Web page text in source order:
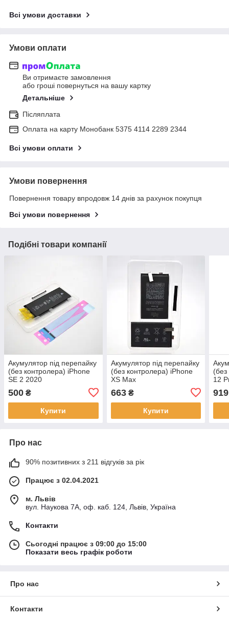
Всі умови доставки
Умови оплати
Ви отримаєте замовлення
або гроші повернуться на вашу картку
Детальніше
Післяплата
Оплата на карту Монобанк 5375 4114 2289 2344
Всі умови оплати
Умови повернення
Повернення товару впродовж 14 днів за рахунок покупця
Всі умови повернення
Подібні товари компанії
Акумулятор під перепайку
(без контролера) iPhone
SE 2 2020
1821mAh/APN:616-0361
Original
500 ₴
Купити
Акумулятор під перепайку
(без контролера) iPhone
XS Max
3174mAH/APN:616-00507
Original
663₴
Купити
12
919
Про нас
90% позитивних з 211 відгуків за рік
Працює з 02.04.2021
м. Львів
вул. Наукова 7А, оф. каб. 124, Львів, Україна
Контакти
Сьогодні працює з 09:00 до 15:00
Показати весь графік роботи
Про нас
Контакти